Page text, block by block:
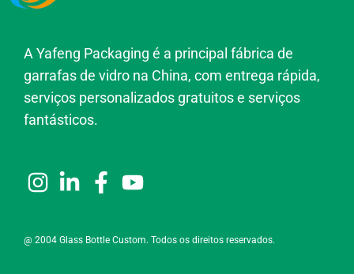
A Yafeng Packaging é a principal fábrica de
garrafas de vidro na China, com entrega rápida,
serviços personalizados gratuitos e serviços
fantásticos.
@ 2004 Glass Bottle Custom. Todos os direitos reservados.